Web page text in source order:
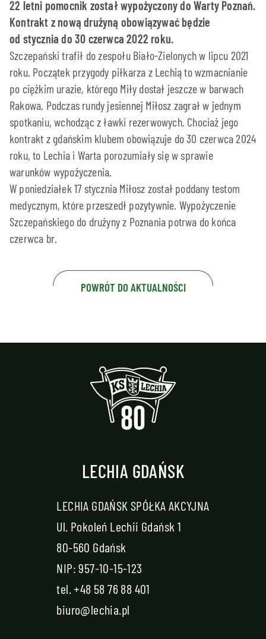
22 letni pomocnik został wypożyczony do Warty Poznań.
Kontrakt z nową drużyną obowiązywać będzie
od stycznia do 30 czerwca 2022 roku.
Szczepański trafił do zespołu Biało-Zielonych w lipcu 2021
roku. Początek przygody piłkarza z Lechią to wzmacnianie
po ciężkim urazie, którego Miły dostał jeszcze w barwach
Rakowa. Podczas rundy jesiennej Miłosz zagrał w jednym
spotkaniu, wchodząc z ławki rezerwowych. Chociaż jego
kontrakt z gdańskim klubem obowiązuje do 30 czerwca 2024
roku, to Lechia i Warta porozumiały się w sprawie
warunków wypożyczenia.
W poniedziałek 17 stycznia Miłosz został poddany testom
medycznym, które przeszedł pozytywnie. Wypożyczenie
Szczepańskiego do drużyny z Poznania potrwa do końca
czerwca br.
POWRÓT DO AKTUALNOŚCI
LECHIA GDAŃSK
LECHIA GDAŃSK SPÓŁKA AKCYJNA
Ul. Pokoleń Lechii Gdańsk 1
80-560 Gdańsk
NIP: 957-10-15-123
tel.+48 58 76 88 401
biuro@lechia.pl